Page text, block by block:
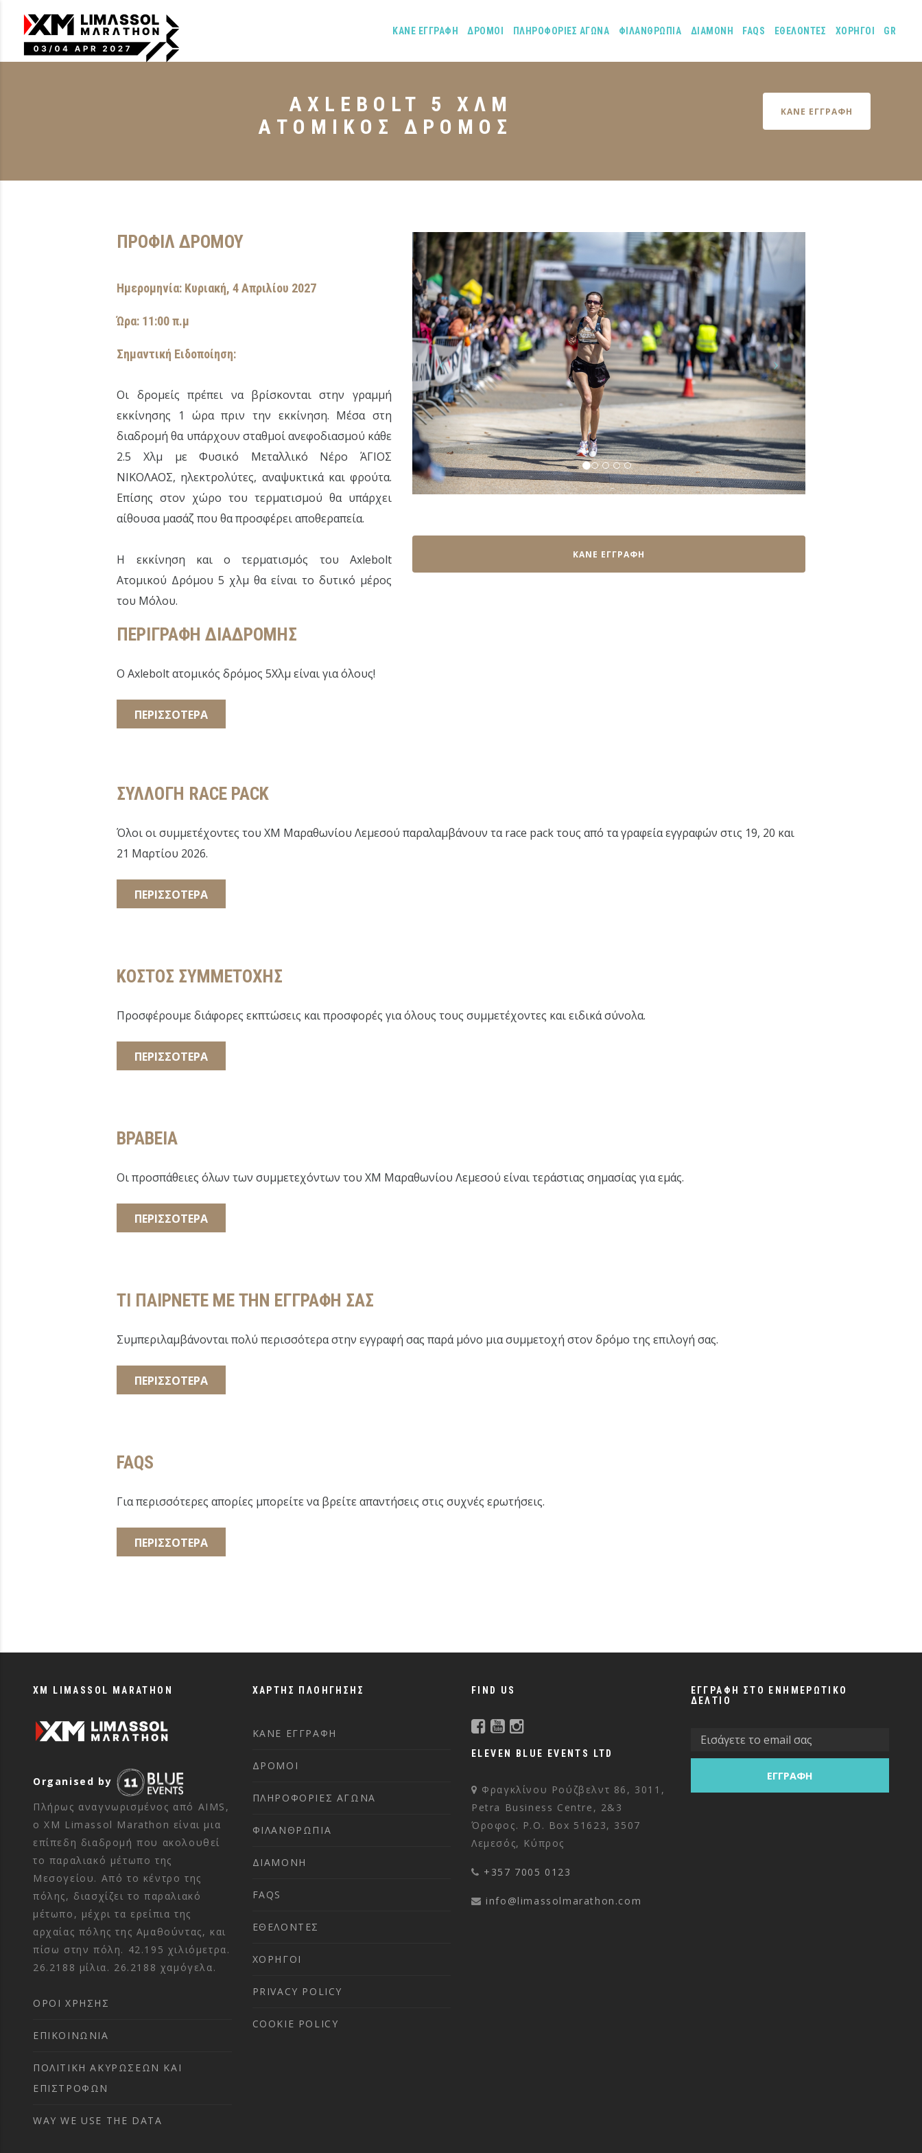
ΚΑΝΕ ΕΓΓΡΑΦΗ ΔΡΟΜΟΙ ΠΛΗΡΟΦΟΡΙΕΣ ΑΓΩΝΑ ΦΙΛΑΝΘΡΩΠΙΑ ΔΙΑΜΟΝΗ FAQS ΕΘΕΛΟΝΤΕΣ ΧΟΡΗΓΟΙ GR
AXLEBOLT 5 ΧΛΜ
ΑΤΟΜΙΚΌΣ ΔΡΌΜΟΣ
ΚΑΝΕ ΕΓΓΡΑΦΗ
ΠΡΟΦΙΛ ΔΡΟΜΟΥ
Ημερομηνία: Κυριακή, 4 Απριλίου 2027
Ώρα: 11:00 π.μ
Σημαντική Ειδοποίηση:
Οι δρομείς πρέπει να βρίσκονται στην γραμμή
εκκίνησης 1 ώρα πριν την εκκίνηση. Μέσα στη
διαδρομή θα υπάρχουν σταθμοί ανεφοδιασμού κάθε
2.5 Χλμ με Φυσικό Μεταλλικό Νέρο ΆΓΙΟΣ
ΝΙΚΟΛΑΟΣ, ηλεκτρολύτες, αναψυκτικά και φρούτα.
Επίσης στον χώρο του τερματισμού θα υπάρχει
αίθουσα μασάζ που θα προσφέρει αποθεραπεία.
Η εκκίνηση και ο τερματισμός του Axlebolt
Ατομικού Δρόμου 5 χλμ θα είναι το δυτικό μέρος
του Μόλου.
ΚΑΝΕ ΕΓΓΡΑΦΗ
ΠΕΡΙΓΡΑΦΗ ΔΙΑΔΡΟΜΗΣ
Ο Axlebolt ατομικός δρόμος 5Χλμ είναι για όλους!
ΠΕΡΙΣΣΟΤΕΡΑ
ΣΥΛΛΟΓΗ RACE PACK
Όλοι οι συμμετέχοντες του XM Μαραθωνίου Λεμεσού παραλαμβάνουν τα race pack τους από τα γραφεία εγγραφών στις 19, 20 και
21 Μαρτίου 2026.
ΠΕΡΙΣΣΟΤΕΡΑ
ΚΟΣΤΟΣ ΣΥΜΜΕΤΟΧΗΣ
Προσφέρουμε διάφορες εκπτώσεις και προσφορές για όλους τους συμμετέχοντες και ειδικά σύνολα.
ΠΕΡΙΣΣΟΤΕΡΑ
ΒΡΑΒΕΙΑ
Οι προσπάθειες όλων των συμμετεχόντων του XM Μαραθωνίου Λεμεσού είναι τεράστιας σημασίας για εμάς.
ΠΕΡΙΣΣΟΤΕΡΑ
ΤΙ ΠΑΙΡΝΕΤΕ ΜΕ ΤΗΝ ΕΓΓΡΑΦΗ ΣΑΣ
Συμπεριλαμβάνονται πολύ περισσότερα στην εγγραφή σας παρά μόνο μια συμμετοχή στον δρόμο της επιλογή σας.
ΠΕΡΙΣΣΟΤΕΡΑ
FAQS
Για περισσότερες απορίες μπορείτε να βρείτε απαντήσεις στις συχνές ερωτήσεις.
ΠΕΡΙΣΣΟΤΕΡΑ
XM LIMASSOL MARATHON
Organised by
Πλήρως αναγνωρισμένος από AIMS,
ο XM Limassol Marathon είναι μια
επίπεδη διαδρομή που ακολουθεί
το παραλιακό μέτωπο της
Μεσογείου. Από το κέντρο της
πόλης, διασχίζει το παραλιακό
μέτωπο, μέχρι τα ερείπια της
αρχαίας πόλης της Αμαθούντας, και
πίσω στην πόλη. 42.195 χιλιόμετρα.
26.2188 μίλια. 26.2188 χαμόγελα.
ΌΡΟΙ ΧΡΉΣΗΣ
ΕΠΙΚΟΙΝΩΝΊΑ
ΠΟΛΙΤΙΚΉ ΑΚΥΡΏΣΕΩΝ ΚΑΙ
ΕΠΙΣΤΡΟΦΏΝ
WAY WE USE THE DATA
ΧΑΡΤΗΣ ΠΛΟΗΓΗΣΗΣ
ΚΑΝΕ ΕΓΓΡΑΦΗ
ΔΡΟΜΟΙ
ΠΛΗΡΟΦΟΡΙΕΣ ΑΓΩΝΑ
ΦΙΛΑΝΘΡΩΠΙΑ
ΔΙΑΜΟΝΗ
FAQS
ΕΘΕΛΟΝΤΕΣ
ΧΟΡΗΓΟΙ
PRIVACY POLICY
COOKIE POLICY
FIND US
ELEVEN BLUE EVENTS LTD
Φραγκλίνου Ρούζβελντ 86, 3011,
Petra Business Centre, 2&3
Όροφος. P.O. Box 51623, 3507
Λεμεσός, Κύπρος
+357 7005 0123
info@limassolmarathon.com
ΕΓΓΡΑΦΗ ΣΤΟ ΕΝΗΜΕΡΩΤΙΚΟ
ΔΕΛΤΙΟ